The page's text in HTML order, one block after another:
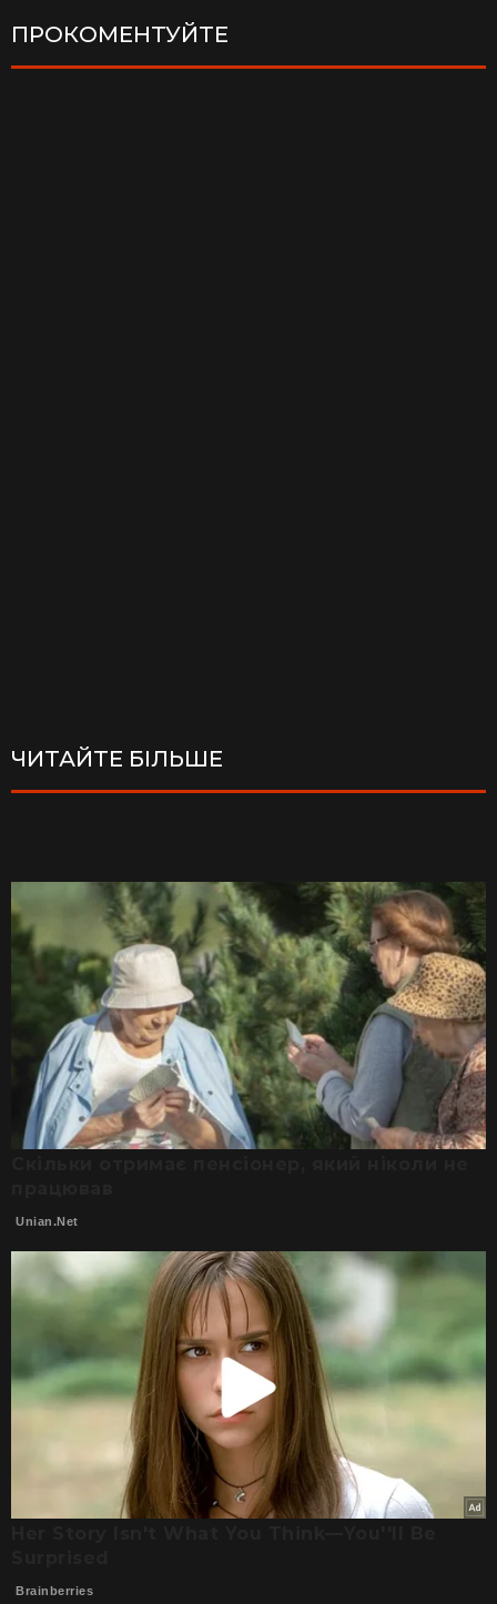
ПРОКОМЕНТУЙТЕ
ЧИТАЙТЕ БІЛЬШЕ